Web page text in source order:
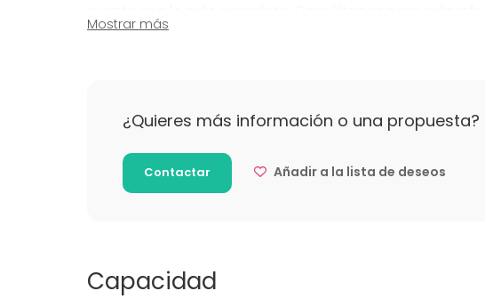
Mostrar más
¿Quieres más información o una propuesta?
Contactar Añadir a la lista de deseos
Capacidad